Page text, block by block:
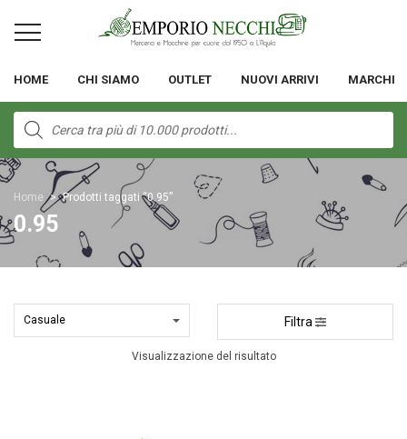
HOME CHI SIAMO OUTLET NUOVI ARRIVI MARCHI
Products
search
Home > Prodotti taggati “0.95”
0.95
Filtra
Visualizzazione del risultato